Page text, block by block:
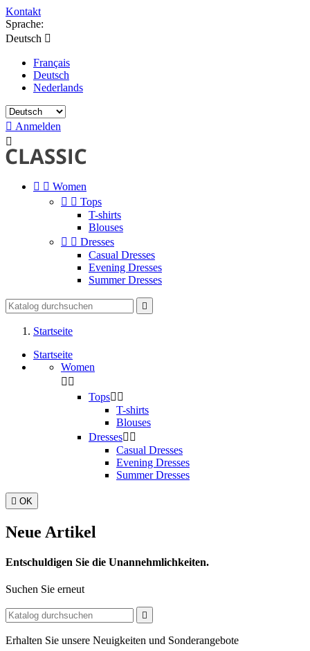
Kontakt
Sprache:
Deutsch 
Français
Deutsch
Nederlands
 Anmelden

  Women
  Tops
T-shirts
Blouses
  Dresses
Casual Dresses
Evening Dresses
Summer Dresses

Startseite
Startseite
Women
 
Tops 
T-shirts
Blouses
Dresses 
Casual Dresses
Evening Dresses
Summer Dresses
 OK
Neue Artikel
Entschuldigen Sie die Unannehmlichkeiten.
Suchen Sie erneut

Erhalten Sie unsere Neuigkeiten und Sonderangebote